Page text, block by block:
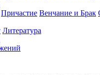
Причастие Венчание и Брак
Литература